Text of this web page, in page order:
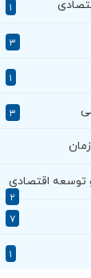
۱
۳
۱
۳
توسعه اقتصادی
۲
۷
۱